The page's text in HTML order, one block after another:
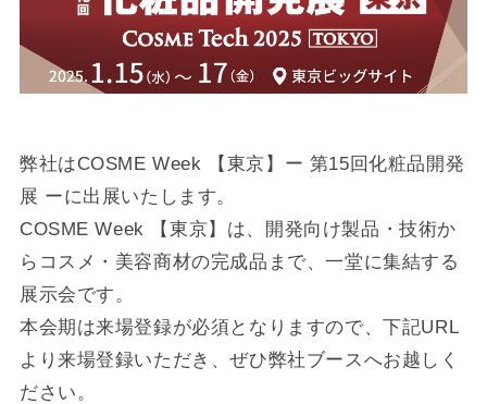
弊社はCOSME Week 【東京】ー 第15回化粧品開発
展 ーに出展いたします。
COSME Week 【東京】は、開発向け製品・技術か
らコスメ・美容商材の完成品まで、一堂に集結する
展示会です。
本会期は来場登録が必須となりますので、下記URL
より来場登録いただき、ぜひ弊社ブースへお越しく
ださい。